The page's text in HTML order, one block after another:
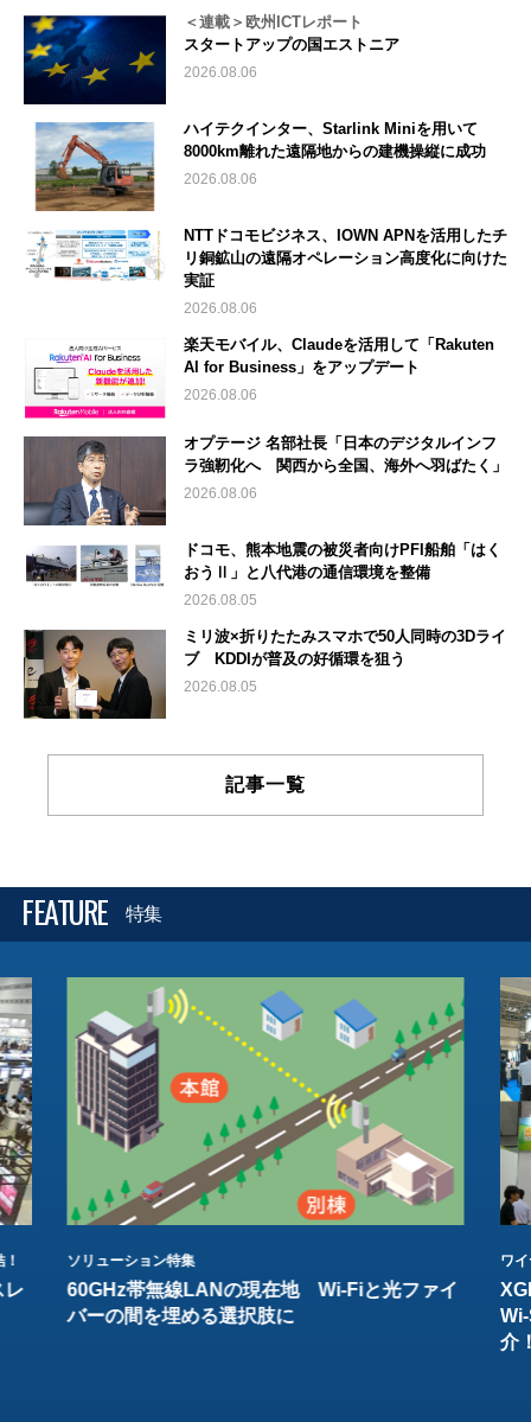
＜連載＞欧州ICTレポート
スタートアップの国エストニア
2026.08.06
ハイテクインター、Starlink Miniを用いて
8000km離れた遠隔地からの建機操縦に成功
2026.08.06
NTTドコモビジネス、IOWN APNを活用したチ
リ銅鉱山の遠隔オペレーション高度化に向けた
実証
2026.08.06
楽天モバイル、Claudeを活用して「Rakuten
AI for Business」をアップデート
2026.08.06
オプテージ 名部社長「日本のデジタルインフ
ラ強靭化へ 関西から全国、海外へ羽ばたく」
2026.08.06
ドコモ、熊本地震の被災者向けPFI船舶「はく
おうⅡ」と八代港の通信環境を整備
2026.08.05
ミリ波×折りたたみスマホで50人同時の3Dライ
ブ KDDIが普及の好循環を狙う
2026.08.05
記事一覧
FEATURE 特集
レ
ソリューション特集
60GHz帯無線LANの現在地 Wi-Fiと光ファイ
バーの間を埋める選択肢に
ワ
介